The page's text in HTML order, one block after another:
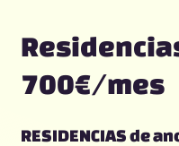
700€/mes
RESIDENCIAS de